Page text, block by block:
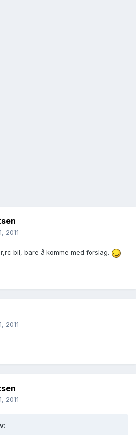
2011
bil, bare å komme med forslag.
2011
2011